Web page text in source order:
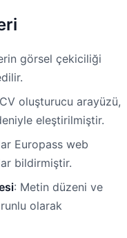
görsel çekiciliği
oluşturucu arayüzü,
eleştirilmiştir.
Europass web
bildirmiştir.
: Metin düzeni ve
olarak